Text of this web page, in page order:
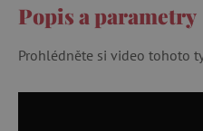
Popis a parametry
Prohlédněte si video tohoto